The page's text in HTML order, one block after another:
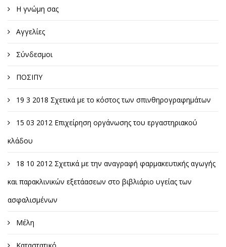
Η γνώμη σας
Αγγελίες
Σύνδεσμοι
ΠΟΣΙΠΥ
19 3 2018 Σχετικά με το κόστος των σπινθηρογραφημάτων
15 03 2012 Επιχείρηση οργάνωσης του εργαστηριακού
κλάδου
18 10 2012 Σχετικά με την αναγραφή φαρμακευτικής αγωγής
και παρακλινικών εξετάασεων στο βιβλιάριο υγείας των
ασφαλισμένων
Μέλη